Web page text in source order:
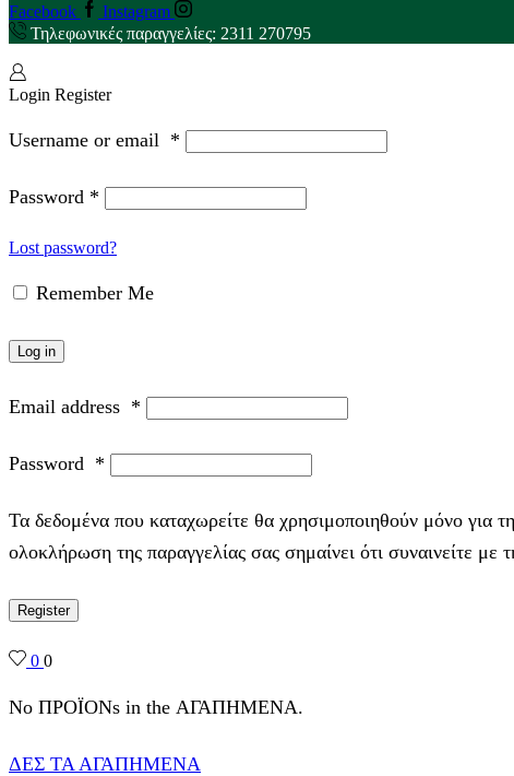
Facebook
Instagram
Τηλεφωνικές παραγγελίες: 2311 270795
Login Register
Username or email *
Password *
Lost password?
Remember Me
Log in
Email address *
Password *
Τα δεδομένα που καταχωρείτε θα χρησιμοποιηθούν μόνο για
ολοκλήρωση της παραγγελίας σας σημαίνει ότι συναινείτε με
Register
0 0
No ΠΡΟΪΟΝs in the ΑΓΑΠΗΜΕΝΑ.
ΔΕΣ ΤΑ ΑΓΑΠΗΜΕΝΑ